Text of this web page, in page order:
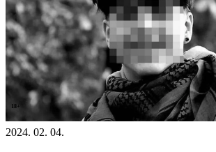
18+
2024. 02. 04.